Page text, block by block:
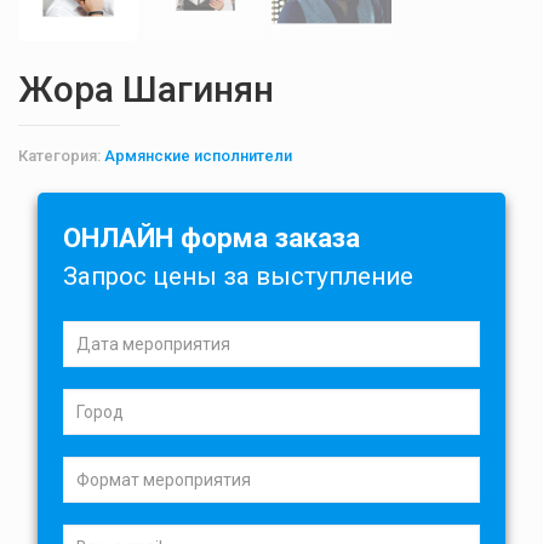
Жора Шагинян
Категория: Армянские исполнители
ОНЛАЙН форма заказа
Запрос цены за выступление